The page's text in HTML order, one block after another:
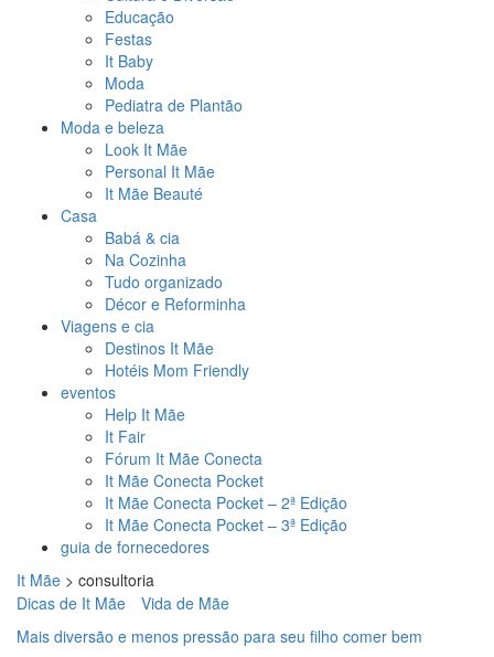
Educação
Festas
It Baby
Moda
Pediatra de Plantão
Moda e beleza
Look It Mãe
Personal It Mãe
It Mãe Beauté
Casa
Babá & cia
Na Cozinha
Tudo organizado
Décor e Reforminha
Viagens e cia
Destinos It Mãe
Hotéis Mom Friendly
eventos
Help It Mãe
It Fair
Fórum It Mãe Conecta
It Mãe Conecta Pocket
It Mãe Conecta Pocket – 2ª Edição
It Mãe Conecta Pocket – 3ª Edição
guia de fornecedores
It Mãe > consultoria
Dicas de It Mãe
Vida de Mãe
Mais diversão e menos pressão para seu filho comer bem